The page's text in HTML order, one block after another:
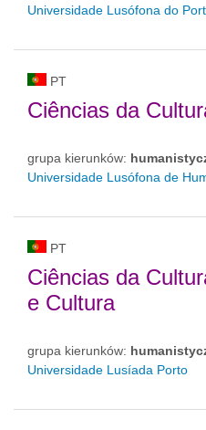
Universidade Lusófona do
PT
Ciências da
grupa kierunków:
Universidade Lusófona de
PT
Ciências da
e Cultura
grupa kierunków:
Universidade Lusíada Porto